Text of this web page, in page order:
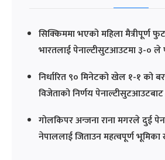
सिक्किममा भएको महिला
भारतलाई पेनाल्टीसुटआउटमा ३-० ले
निर्धारित ९० मिनेटको खेल १-१ को
विजेताको निर्णय
गोलकिपर अन्जना राना मगरले दुई
नेपाललाई जिताउन महत्वपूर्ण